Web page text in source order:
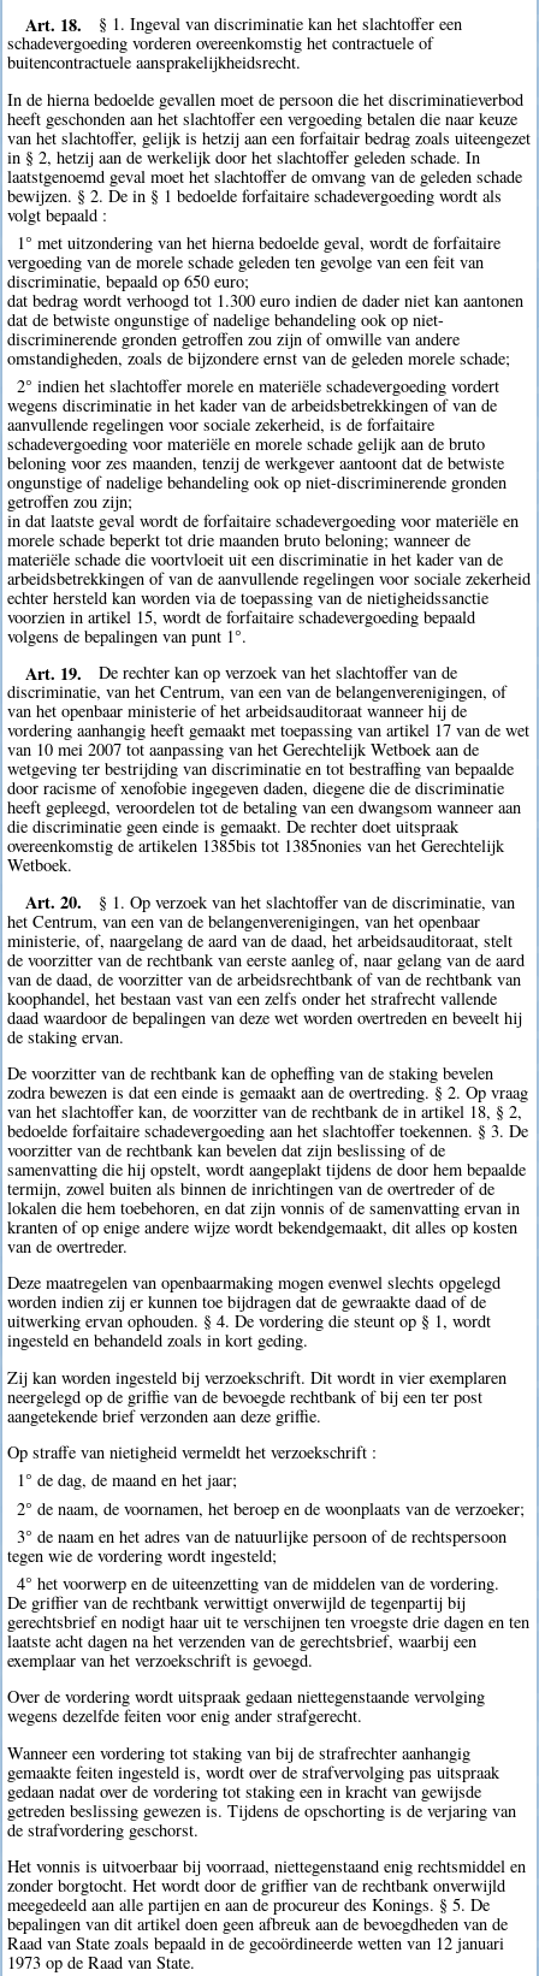
Art. 18.
§ 1. Ingeval van discriminatie kan het slachtoffer een
schadevergoeding vorderen overeenkomstig het contractuele of
buitencontractuele aansprakelijkheidsrecht.
In de hierna bedoelde gevallen moet de persoon die het discriminatieverbod
heeft geschonden aan het slachtoffer een vergoeding betalen die naar keuze
van het slachtoffer, gelijk is hetzij aan een forfaitair bedrag zoals uiteengezet
in § 2, hetzij aan de werkelijk door het slachtoffer geleden schade. In
laatstgenoemd geval moet het slachtoffer de omvang van de geleden schade
bewijzen. § 2. De in § 1 bedoelde forfaitaire schadevergoeding wordt als
volgt bepaald :
1° met uitzondering van het hierna bedoelde geval, wordt de forfaitaire
vergoeding van de morele schade geleden ten gevolge van een feit van
discriminatie, bepaald op 650 euro;
dat bedrag wordt verhoogd tot 1.300 euro indien de dader niet kan aantonen
dat de betwiste ongunstige of nadelige behandeling ook op niet-
discriminerende gronden getroffen zou zijn of omwille van andere
omstandigheden, zoals de bijzondere ernst van de geleden morele schade;
2° indien het slachtoffer morele en materiële schadevergoeding vordert
wegens discriminatie in het kader van de arbeidsbetrekkingen of van de
aanvullende regelingen voor sociale zekerheid, is de forfaitaire
schadevergoeding voor materiële en morele schade gelijk aan de bruto
beloning voor zes maanden, tenzij de werkgever aantoont dat de betwiste
ongunstige of nadelige behandeling ook op niet-discriminerende gronden
getroffen zou zijn;
in dat laatste geval wordt de forfaitaire schadevergoeding voor materiële en
morele schade beperkt tot drie maanden bruto beloning; wanneer de
materiële schade die voortvloeit uit een discriminatie in het kader van de
arbeidsbetrekkingen of van de aanvullende regelingen voor sociale zekerheid
echter hersteld kan worden via de toepassing van de nietigheidssanctie
voorzien in artikel 15, wordt de forfaitaire schadevergoeding bepaald
volgens de bepalingen van punt 1°.
Art. 19.
De rechter kan op verzoek van het slachtoffer van de
discriminatie, van het Centrum, van een van de belangenverenigingen, of
van het openbaar ministerie of het arbeidsauditoraat wanneer hij de
vordering aanhangig heeft gemaakt met toepassing van artikel 17 van de wet
van 10 mei 2007 tot aanpassing van het Gerechtelijk Wetboek aan de
wetgeving ter bestrijding van discriminatie en tot bestraffing van bepaalde
door racisme of xenofobie ingegeven daden, diegene die de discriminatie
heeft gepleegd, veroordelen tot de betaling van een dwangsom wanneer aan
die discriminatie geen einde is gemaakt. De rechter doet uitspraak
overeenkomstig de artikelen 1385bis tot 1385nonies van het Gerechtelijk
Wetboek.
Art. 20.
§ 1. Op verzoek van het slachtoffer van de discriminatie, van
het Centrum, van een van de belangenverenigingen, van het openbaar
ministerie, of, naargelang de aard van de daad, het arbeidsauditoraat, stelt
de voorzitter van de rechtbank van eerste aanleg of, naar gelang van de aard
van de daad, de voorzitter van de arbeidsrechtbank of van de rechtbank van
koophandel, het bestaan vast van een zelfs onder het strafrecht vallende
daad waardoor de bepalingen van deze wet worden overtreden en beveelt hij
de staking ervan.
De voorzitter van de rechtbank kan de opheffing van de staking bevelen
zodra bewezen is dat een einde is gemaakt aan de overtreding. § 2. Op vraag
van het slachtoffer kan, de voorzitter van de rechtbank de in artikel 18, § 2,
bedoelde forfaitaire schadevergoeding aan het slachtoffer toekennen. § 3. De
voorzitter van de rechtbank kan bevelen dat zijn beslissing of de
samenvatting die hij opstelt, wordt aangeplakt tijdens de door hem bepaalde
termijn, zowel buiten als binnen de inrichtingen van de overtreder of de
lokalen die hem toebehoren, en dat zijn vonnis of de samenvatting ervan in
kranten of op enige andere wijze wordt bekendgemaakt, dit alles op kosten
van de overtreder.
Deze maatregelen van openbaarmaking mogen evenwel slechts opgelegd
worden indien zij er kunnen toe bijdragen dat de gewraakte daad of de
uitwerking ervan ophouden. § 4. De vordering die steunt op § 1, wordt
ingesteld en behandeld zoals in kort geding.
Zij kan worden ingesteld bij verzoekschrift. Dit wordt in vier exemplaren
neergelegd op de griffie van de bevoegde rechtbank of bij een ter post
aangetekende brief verzonden aan deze griffie.
Op straffe van nietigheid vermeldt het verzoekschrift :
1° de dag, de maand en het jaar;
2° de naam, de voornamen, het beroep en de woonplaats van de verzoeker;
3° de naam en het adres van de natuurlijke persoon of de rechtspersoon
tegen wie de vordering wordt ingesteld;
4° het voorwerp en de uiteenzetting van de middelen van de vordering.
De griffier van de rechtbank verwittigt onverwijld de tegenpartij bij
gerechtsbrief en nodigt haar uit te verschijnen ten vroegste drie dagen en ten
laatste acht dagen na het verzenden van de gerechtsbrief, waarbij een
exemplaar van het verzoekschrift is gevoegd.
Over de vordering wordt uitspraak gedaan niettegenstaande vervolging
wegens dezelfde feiten voor enig ander strafgerecht.
Wanneer een vordering tot staking van bij de strafrechter aanhangig
gemaakte feiten ingesteld is, wordt over de strafvervolging pas uitspraak
gedaan nadat over de vordering tot staking een in kracht van gewijsde
getreden beslissing gewezen is. Tijdens de opschorting is de verjaring van
de strafvordering geschorst.
Het vonnis is uitvoerbaar bij voorraad, niettegenstaand enig rechtsmiddel en
zonder borgtocht. Het wordt door de griffier van de rechtbank onverwijld
meegedeeld aan alle partijen en aan de procureur des Konings. § 5. De
bepalingen van dit artikel doen geen afbreuk aan de bevoegdheden van de
Raad van State zoals bepaald in de gecoördineerde wetten van 12 januari
1973 op de Raad van State.